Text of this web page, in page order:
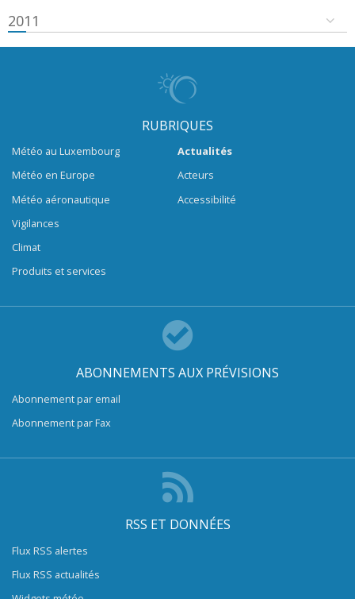
2011
RUBRIQUES
Météo au Luxembourg
Météo en Europe
Météo aéronautique
Vigilances
Climat
Produits et services
Actualités
Acteurs
Accessibilité
ABONNEMENTS AUX PRÉVISIONS
Abonnement par email
Abonnement par Fax
RSS ET DONNÉES
Flux RSS alertes
Flux RSS actualités